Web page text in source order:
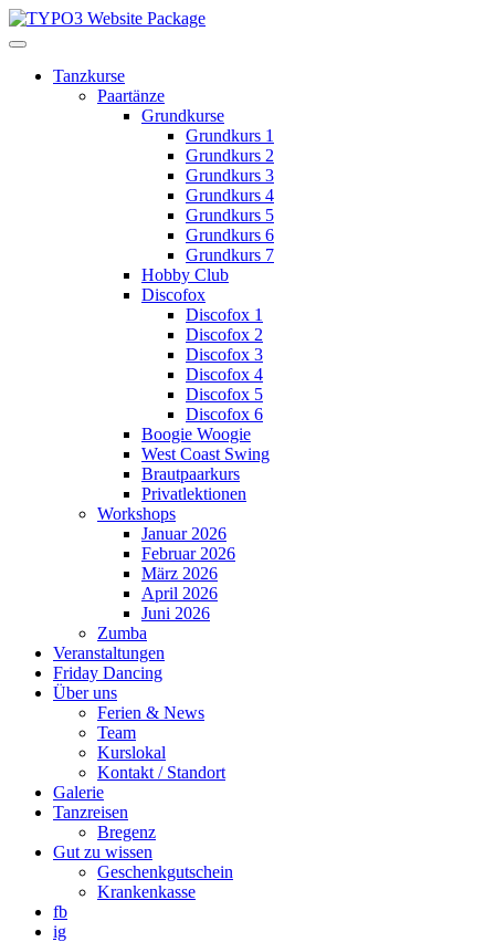
Tanzkurse
Paartänze
Grundkurse
Grundkurs 1
Grundkurs 2
Grundkurs 3
Grundkurs 4
Grundkurs 5
Grundkurs 6
Grundkurs 7
Hobby Club
Discofox
Discofox 1
Discofox 2
Discofox 3
Discofox 4
Discofox 5
Discofox 6
Boogie Woogie
West Coast Swing
Brautpaarkurs
Privatlektionen
Workshops
Januar 2026
Februar 2026
März 2026
April 2026
Juni 2026
Zumba
Veranstaltungen
Friday Dancing
Über uns
Ferien & News
Team
Kurslokal
Kontakt / Standort
Galerie
Tanzreisen
Bregenz
Gut zu wissen
Geschenkgutschein
Krankenkasse
fb
ig